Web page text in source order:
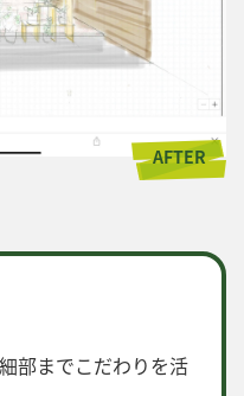
部までこだわりを活